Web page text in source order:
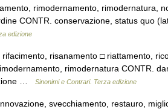
rimodernamento, rimodernatura,
CONTR. conservazione, status quo
edizione
risanamento □ riattamento,
rimodernatura CONTR.
…
Sinonimi e Contrari. Terza edizione
svecchiamento, restauro,